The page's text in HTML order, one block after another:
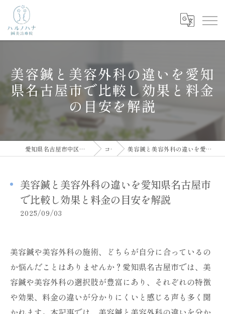
美容鍼と美容外科の違いを愛知
県名古屋市で比較し効果と料金
の目安を解説
愛知県名古屋市中区の鍼灸院ならハルノハナ鍼灸治療院 コラム 美容鍼と美容外科の違いを愛知県名古屋市で比較し効果と料金の目安を解説
美容鍼と美容外科の違いを愛知県名古屋市
で比較し効果と料金の目安を解説
2025/09/03
美容鍼や美容外科の施術、どちらが自分に合っているの
か悩んだことはありませんか？愛知県名古屋市では、美
容鍼や美容外科の選択肢が豊富にあり、それぞれの特徴
や効果、料金の違いが分かりにくいと感じる声も多く聞